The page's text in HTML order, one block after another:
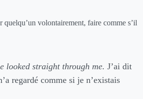
quelqu’un volontairement, faire comme s’il
looked straight through me. J’ai dit
regardé comme si je n’existais